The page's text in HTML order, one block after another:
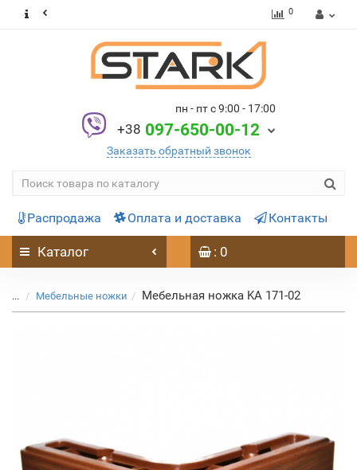
0
пн - пт с 9:00 - 17:00
+38 097-650-00-12
Заказать обратный звонок
Распродажа Оплата и доставка Контакты
Каталог : 0
... Мебельные ножки Мебельная ножка KA 171-02